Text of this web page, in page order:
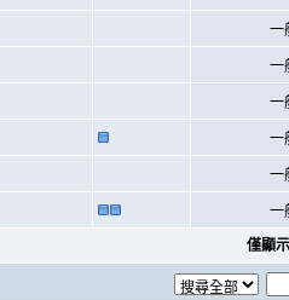
一
一
一
一
一
一
僅顯